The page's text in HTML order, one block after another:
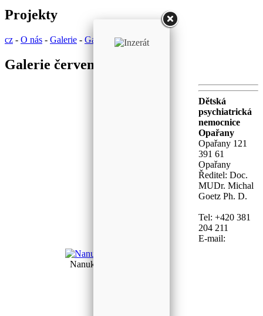
Projekty
cz - O nás - Galerie - Galerie červenec 2022
Galerie červenec 2022
Nanukové středy
Dětská
psychiatrická
nemocnice
Opařany
Opařany 121
391 61
Opařany
Ředitel: Doc.
MUDr. Michal
Goetz Ph. D.
Tel: +420 381
204 211
E-mail: